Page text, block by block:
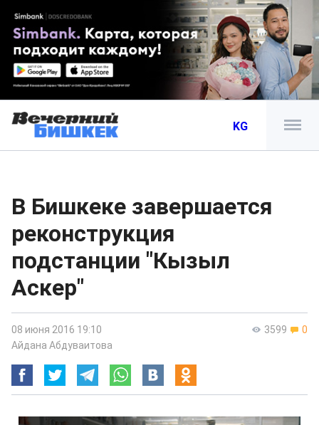
KG
В Бишкеке завершается
реконструкция
подстанции "Кызыл
Аскер"
3599 0
08 июня 2016 19:10
Айдана Абдуваитова